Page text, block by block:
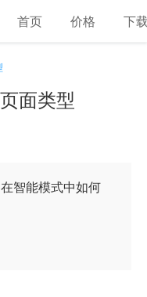
首页 价格 下
面类型
智能模式中如何